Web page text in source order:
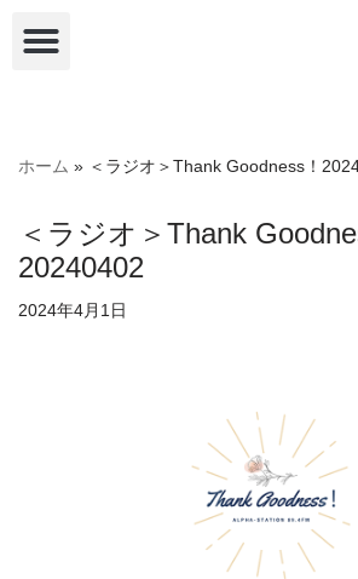
ツ
ス
キ
ホーム » ＜ラジオ＞Thank Goodness！
＜ラジオ＞Thank
20240402
2024年4月1日